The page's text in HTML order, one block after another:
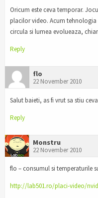
Oricum este ceva temporar.
placilor video. Acum tehnologia
circula si lumea evolueaza,
Reply
flo
22 November 2010
Salut baieti, as fi vrut sa stiu
Reply
Monstru
22 November 2010
flo – consumul si temperaturile
http://lab501.ro/placi-video/